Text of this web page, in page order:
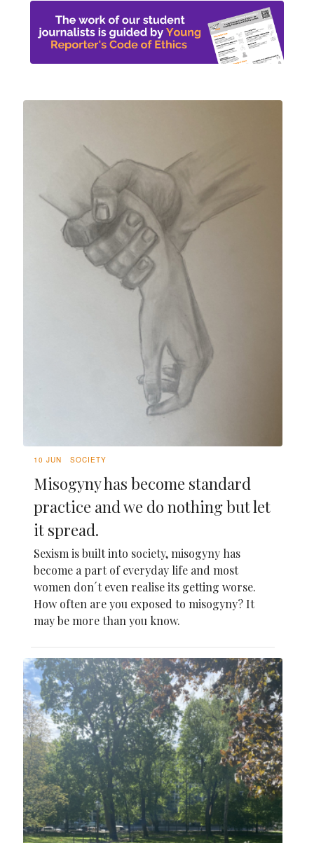
10 JUN SOCIETY
Misogyny has become standard
practice and we do nothing but let
it spread.
Sexism is built into society, misogyny has
become a part of everyday life and most
women don´t even realise its getting worse.
How often are you exposed to misogyny? It
may be more than you know.